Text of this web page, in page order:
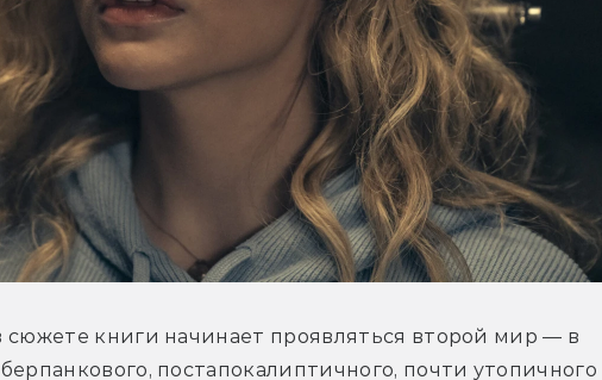
книги начинает проявляться второй мир — в
постапокалиптичного, почти утопичного